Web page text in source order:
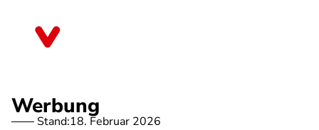
Werbung
Stand:18. Februar 2026